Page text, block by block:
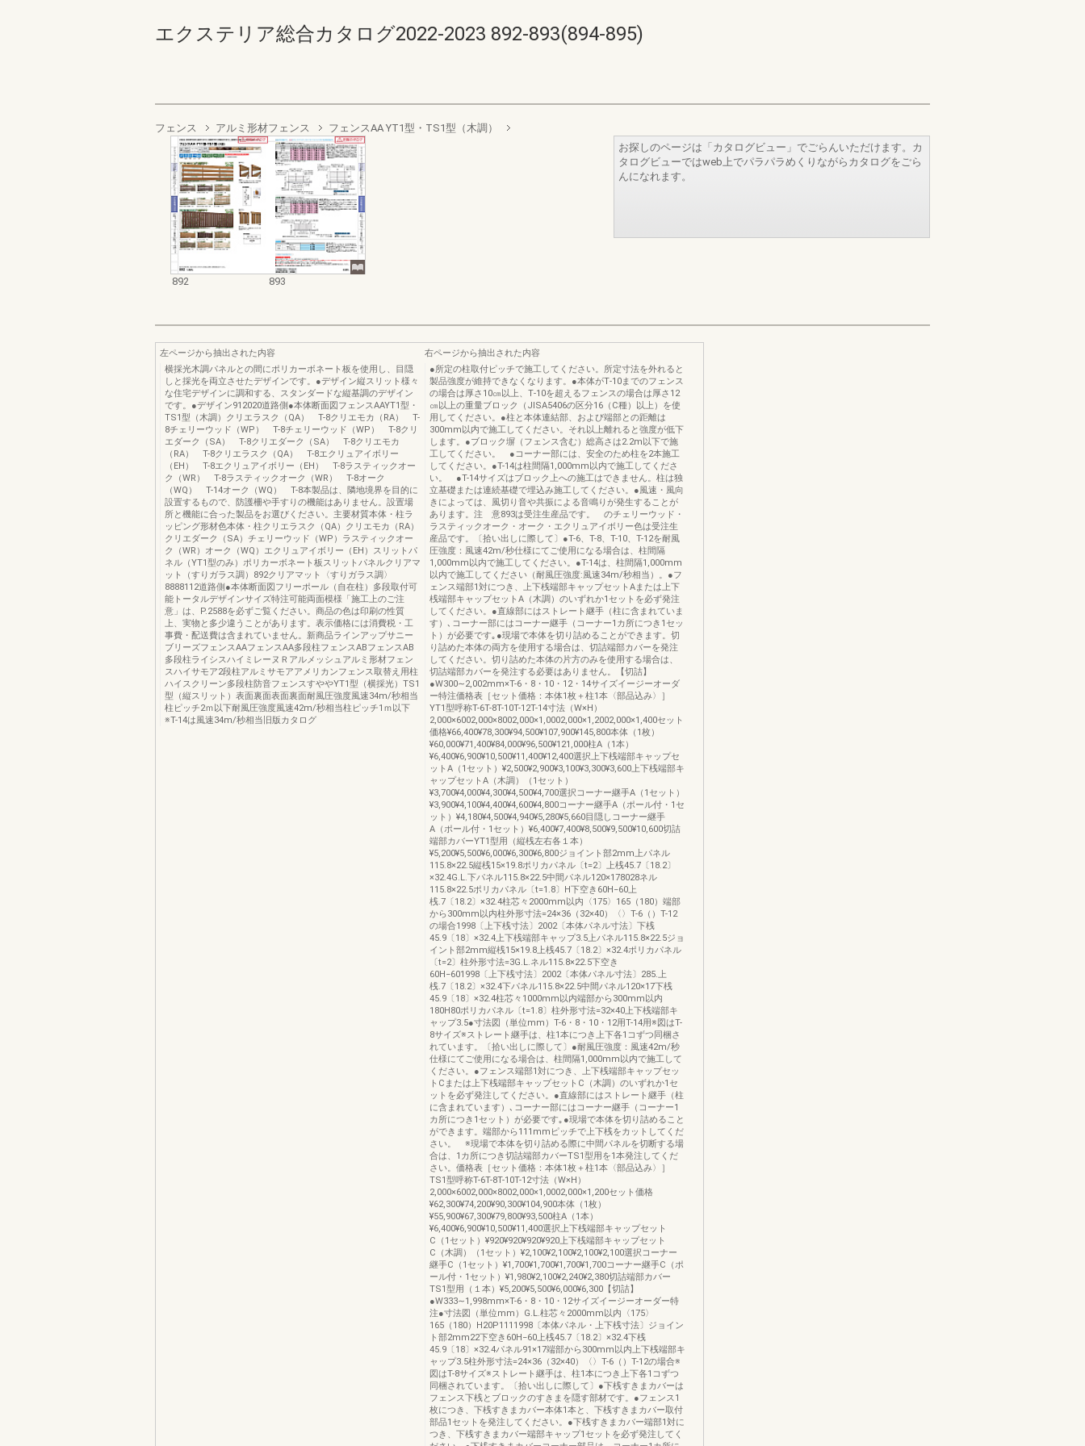
エクステリア総合カタログ2022-2023 892-893(894-895)
フェンス アルミ形材フェンス フェンスAA YT1型・TS1型（木調）
892 893
お探しのページは「カタログビュー」でごらんいただけます。カ
タログビューではweb上でパラパラめくりながらカタログをごら
んになれます。
左ページから抽出された内容
横採光木調パネルとの間にポリカーボネート板を使用し、目隠
しと採光を両立させたデザインです。●デザイン縦スリット様々
な住宅デザインに調和する、スタンダードな縦基調のデザイン
です。●デザイン912020道路側●本体断面図フェンスAAYT1型・
TS1型（木調）クリエラスク（QA） T-8クリエモカ（RA） T-
8チェリーウッド（WP） T-8チェリーウッド（WP） T-8クリ
エダーク（SA） T-8クリエダーク（SA） T-8クリエモカ
（RA） T-8クリエラスク（QA） T-8エクリュアイボリー
（EH） T-8エクリュアイボリー（EH） T-8ラスティックオー
ク（WR） T-8ラスティックオーク（WR） T-8オーク
（WQ） T-14オーク（WQ） T-8本製品は、隣地境界を目的に
設置するもので、防護柵や手すりの機能はありません。設置場
所と機能に合った製品をお選びください。主要材質本体・柱ラ
ッピング形材色本体・柱クリエラスク（QA）クリエモカ（RA）
クリエダーク（SA）チェリーウッド（WP）ラスティックオー
ク（WR）オーク（WQ）エクリュアイボリー（EH）スリットパ
ネル（YT1型のみ）ポリカーボネート板スリットパネルクリアマ
ット（すりガラス調）892クリアマット〈すりガラス調〉
8888112道路側●本体断面図フリーポール（自在柱）多段取付可
能トータルデザインサイズ特注可能両面模様「施工上のご注
意」は、P.2588を必ずご覧ください。商品の色は印刷の性質
上、実物と多少違うことがあります。表示価格には消費税・工
事費・配送費は含まれていません。新商品ラインアップサニー
ブリーズフェンスAAフェンスAA多段柱フェンスABフェンスAB
多段柱ライシスハイミレーヌＲアルメッシュアルミ形材フェン
スハイサモア2段柱アルミサモアアメリカンフェンス取替え用柱
ハイスクリーン多段柱防音フェンスすややYT1型（横採光）TS1
型（縦スリット）表面裏面表面裏面耐風圧強度風速34m/秒相当
柱ピッチ2ｍ以下耐風圧強度風速42m/秒相当柱ピッチ1ｍ以下
※T-14は風速34m/秒相当旧版カタログ
右ページから抽出された内容
●所定の柱取付ピッチで施工してください。所定寸法を外れると
製品強度が維持できなくなります。●本体がT‐10までのフェンス
の場合は厚さ10㎝以上、T‐10を超えるフェンスの場合は厚さ12
㎝以上の重量ブロック（JISA5406の区分16（C種）以上）を使
用してください。●柱と本体連結部、および端部との距離は
300mm以内で施工してください。それ以上離れると強度が低下
します。●ブロック塀（フェンス含む）総高さは2.2m以下で施
工してください。 ●コーナー部には、安全のため柱を2本施工
してください。●T-14は柱間隔1,000mm以内で施工してくださ
い。 ●T-14サイズはブロック上への施工はできません。柱は独
立基礎または連続基礎で埋込み施工してください。●風速・風向
きによっては、風切り音や共振による音鳴りが発生することが
あります。注 意893は受注生産品です。 のチェリーウッド・
ラスティックオーク・オーク・エクリュアイボリー色は受注生
産品です。〔拾い出しに際して〕●T-6、T-8、T-10、T-12を耐風
圧強度：風速42m/秒仕様にてご使用になる場合は、柱間隔
1,000mm以内で施工してください。●T-14は、柱間隔1,000mm
以内で施工してください（耐風圧強度:風速34m/秒相当）。●フ
ェンス端部1対につき、上下桟端部キャップセットAまたは上下
桟端部キャップセットA（木調）のいずれか1セットを必ず発注
してください。●直線部にはストレート継手（柱に含まれていま
す）､コーナー部にはコーナー継手（コーナー1カ所につき1セッ
ト）が必要です｡●現場で本体を切り詰めることができます。切
り詰めた本体の両方を使用する場合は、切詰端部カバーを発注
してください。切り詰めた本体の片方のみを使用する場合は、
切詰端部カバーを発注する必要はありません。【切詰】
●W300∼2,002mm×T-6・8・10・12・14サイズイージーオーダ
ー特注価格表［セット価格：本体1枚＋柱1本〈部品込み〉］
YT1型呼称T-6T-8T-10T-12T-14寸法（W×H）
2,000×6002,000×8002,000×1,0002,000×1,2002,000×1,400セット
価格¥66,400¥78,300¥94,500¥107,900¥145,800本体（1枚）
¥60,000¥71,400¥84,000¥96,500¥121,000柱A（1本）
¥6,400¥6,900¥10,500¥11,400¥12,400選択上下桟端部キャップセ
ットA（1セット）¥2,500¥2,900¥3,100¥3,300¥3,600上下桟端部キ
ャップセットA（木調）（1セット）
¥3,700¥4,000¥4,300¥4,500¥4,700選択コーナー継手A（1セット）
¥3,900¥4,100¥4,400¥4,600¥4,800コーナー継手A（ポール付・1セ
ット）¥4,180¥4,500¥4,940¥5,280¥5,660目隠しコーナー継手
A（ポール付・1セット）¥6,400¥7,400¥8,500¥9,500¥10,600切詰
端部カバーYT1型用（縦桟左右各１本）
¥5,200¥5,500¥6,000¥6,300¥6,800ジョイント部2mm上パネル
115.8×22.5縦桟15×19.8ポリカパネル〔t=2〕上桟45.7〔18.2〕
×32.4G.L.下パネル115.8×22.5中間パネル120×178028ネル
115.8×22.5ポリカパネル〔t=1.8〕H下空き60H−60上
桟.7〔18.2〕×32.4柱芯々2000mm以内〈175〉165（180）端部
から300mm以内柱外形寸法=24×36（32×40）〈〉T-6（）T-12
の場合1998〔上下桟寸法〕2002〔本体パネル寸法〕下桟
45.9〔18〕×32.4上下桟端部キャップ3.5上パネル115.8×22.5ジョ
イント部2mm縦桟15×19.8上桟45.7〔18.2〕×32.4ポリカパネル
〔t=2〕柱外形寸法=3G.L.ネル115.8×22.5下空き
60H−601998〔上下桟寸法〕2002〔本体パネル寸法〕285.上
桟.7〔18.2〕×32.4下パネル115.8×22.5中間パネル120×17下桟
45.9〔18〕×32.4柱芯々1000mm以内端部から300mm以内
180H80ポリカパネル〔t=1.8〕柱外形寸法=32×40上下桟端部キ
ャップ3.5●寸法図（単位mm）T-6・8・10・12用T-14用※図はT-
8サイズ※ストレート継手は、柱1本につき上下各1コずつ同梱さ
れています。〔拾い出しに際して〕●耐風圧強度：風速42m/秒
仕様にてご使用になる場合は、柱間隔1,000mm以内で施工して
ください。●フェンス端部1対につき、上下桟端部キャップセッ
トCまたは上下桟端部キャップセットC（木調）のいずれか1セ
ットを必ず発注してください。●直線部にはストレート継手（柱
に含まれています）､コーナー部にはコーナー継手（コーナー1
カ所につき1セット）が必要です｡●現場で本体を切り詰めること
ができます。端部から111mmピッチで上下桟をカットしてくだ
さい。 ※現場で本体を切り詰める際に中間パネルを切断する場
合は、1カ所につき切詰端部カバーTS1型用を1本発注してくだ
さい。価格表［セット価格：本体1枚＋柱1本〈部品込み〉］
TS1型呼称T-6T-8T-10T-12寸法（W×H）
2,000×6002,000×8002,000×1,0002,000×1,200セット価格
¥62,300¥74,200¥90,300¥104,900本体（1枚）
¥55,900¥67,300¥79,800¥93,500柱A（1本）
¥6,400¥6,900¥10,500¥11,400選択上下桟端部キャップセット
C（1セット）¥920¥920¥920¥920上下桟端部キャップセット
C（木調）（1セット）¥2,100¥2,100¥2,100¥2,100選択コーナー
継手C（1セット）¥1,700¥1,700¥1,700¥1,700コーナー継手C（ポ
ール付・1セット）¥1,980¥2,100¥2,240¥2,380切詰端部カバー
TS1型用（１本）¥5,200¥5,500¥6,000¥6,300【切詰】
●W333∼1,998mm×T-6・8・10・12サイズイージーオーダー特
注●寸法図（単位mm）G.L.柱芯々2000mm以内〈175〉
165（180）H20P1111998〔本体パネル・上下桟寸法〕ジョイン
ト部2mm22下空き60H−60上桟45.7〔18.2〕×32.4下桟
45.9〔18〕×32.4パネル91×17端部から300mm以内上下桟端部キ
ャップ3.5柱外形寸法=24×36（32×40）〈〉T-6（）T-12の場合※
図はT-8サイズ※ストレート継手は、柱1本につき上下各1コずつ
同梱されています。〔拾い出しに際して〕●下桟すきまカバーは
フェンス下桟とブロックのすきまを隠す部材です。●フェンス1
枚につき、下桟すきまカバー本体1本と、下桟すきまカバー取付
部品1セットを発注してください。●下桟すきまカバー端部1対に
つき、下桟すきまカバー端部キャップ1セットを必ず発注してく